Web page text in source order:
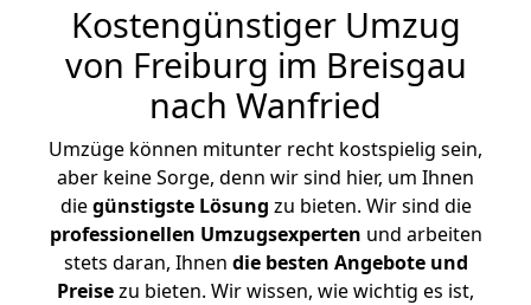
Kostengünstiger Umzug
von Freiburg im Breisgau
nach Wanfried
Umzüge können mitunter recht kostspielig sein,
aber keine Sorge, denn wir sind hier, um Ihnen
diegünstigste Lösung zu bieten. Wir sind die
professionellen Umzugsexperten und arbeiten
stets daran, Ihnen die besten Angebote und
Preisezu bieten. Wir wissen, wie wichtig es ist,